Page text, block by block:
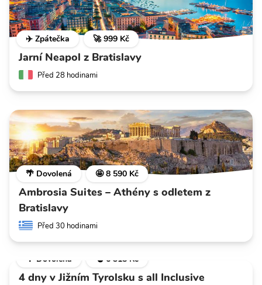
✈️ Zpátečka 🚀 999 Kč
Jarní Neapol z Bratislavy
Před 28 hodinami
🌴 Dovolená 🤩 8 590 Kč
Ambrosia Suites – Athény s odletem z
Bratislavy
Před 30 hodinami
🌴 Dovolená 💣 6 318 Kč
4 dny v Jižním Tyrolsku s all Inclusive